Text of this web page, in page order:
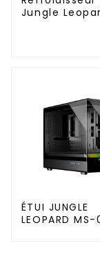
Jungle
ÉTUI JUNGLE
LEOPARD MS-